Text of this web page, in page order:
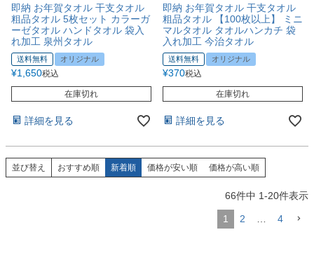
即納 お年賀タオル 干支タオル
粗品タオル 5枚セット カラーガ
ーゼタオル ハンドタオル 袋入
れ加工 泉州タオル
送料無料 オリジナル
¥1,650税込
在庫切れ
詳細を見る
即納 お年賀タオル 干支タオル
粗品タオル 【100枚以上】 ミニ
マルタオル タオルハンカチ 袋
入れ加工 今治タオル
送料無料 オリジナル
¥370税込
在庫切れ
詳細を見る
並び替え おすすめ順 新着順 価格が安い順 価格が高い順
66件中 1-20件表示
1 2 4